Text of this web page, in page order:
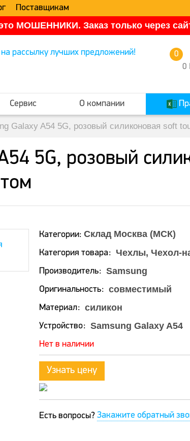
Поставщикам
МОШЕННИКИ. Заказ только через
рассылку лучших предложений!
0
0
Сервис О компании
Galaxy A54 5G, розовый силиконовая soft
5G, розовый
Категории: Склад Москва (МСК)
Категория товара Чехлы, Чехол-
Производитель Samsung
Оригинальность совместимый
Материал силикон
Устройство Samsung Galaxy A54
Нет в наличии
Узнать цену
Есть вопросы? Закажите обратный